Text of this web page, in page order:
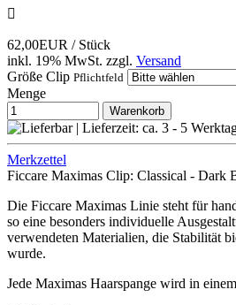

62,00EUR / Stück
inkl. 19% MwSt. zzgl. Versand
Größe Clip Pflichtfeld
Menge
Warenkorb
Merkzettel
Ficcare Maximas Clip: Classical - Dark
Die Ficcare Maximas Linie steht für
so eine besonders individuelle
verwendeten Materialien, die Stabilität
wurde.
Jede Maximas Haarspange wird in